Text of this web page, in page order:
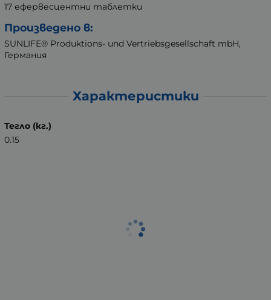
17 ефервесцентни таблетки
Произведено в:
SUNLIFE® Produktions- und Vertriebsgesellschaft mbH,
Германия
Характеристики
Тегло (кг.)
0.15